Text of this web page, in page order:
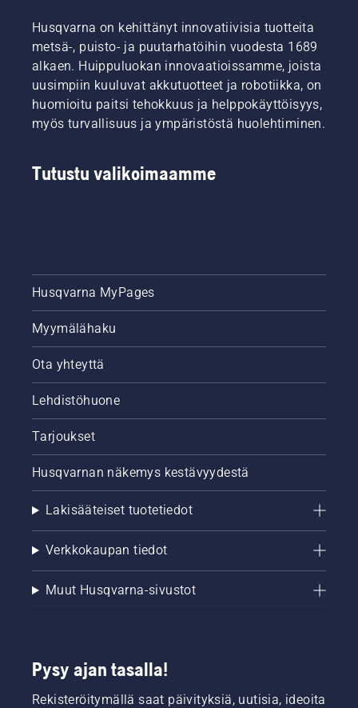
Husqvarna on kehittänyt innovatiivisia tuotteita
metsä-, puisto- ja puutarhatöihin vuodesta 1689
alkaen. Huippuluokan innovaatioissamme, joista
uusimpiin kuuluvat akkutuotteet ja robotiikka, on
huomioitu paitsi tehokkuus ja helppokäyttöisyys,
myös turvallisuus ja ympäristöstä huolehtiminen.
Tutustu valikoimaamme
Husqvarna MyPages
Myymälähaku
Ota yhteyttä
Lehdistöhuone
Tarjoukset
Husqvarnan näkemys kestävyydestä
Lakisääteiset tuotetiedot
Verkkokaupan tiedot
Muut Husqvarna-sivustot
Pysy ajan tasalla!
Rekisteröitymällä saat päivityksiä, uutisia, ideoita